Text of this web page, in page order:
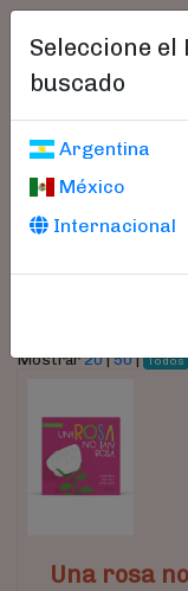
Seleccione
buscado
Argentina
México
Internacional
Libros
Parámetros
Mostrar20|50| Todos
Una rosa